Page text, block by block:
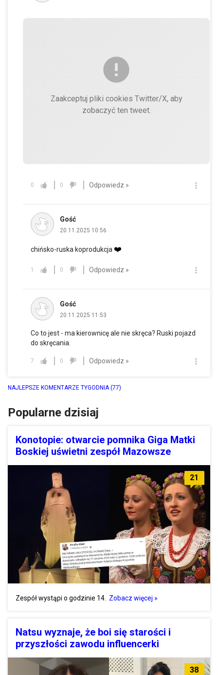
Zaakceptuj pliki cookies Twitter/X, aby
zobaczyć ten tweet.
0 0 Odpowiedz »
Gość
20.11.2025 10:56
chińsko-ruska koprodukcja ❤️
1 0 Odpowiedz »
Gość
20.11.2025 11:53
Co to jest - ma kierownicę ale nie skręca? Ruski pojazd
do skręcania.
7 0 Odpowiedz »
NAJLEPSZE KOMENTARZE TYGODNIA(77)
Popularne dzisiaj
Konotopie: otwarcie pomnika Giga Matki
Boskiej uświetni zespół Mazowsze
21
Zespół wystąpi o godzinie 14. Zobacz więcej »
Natsu wyznaje, że boi się starości i
przyszłości zawodu influencerki
38